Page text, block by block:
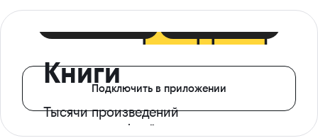
Книги
Тысячи произведений
с доступом офлайн
Подключить в приложении